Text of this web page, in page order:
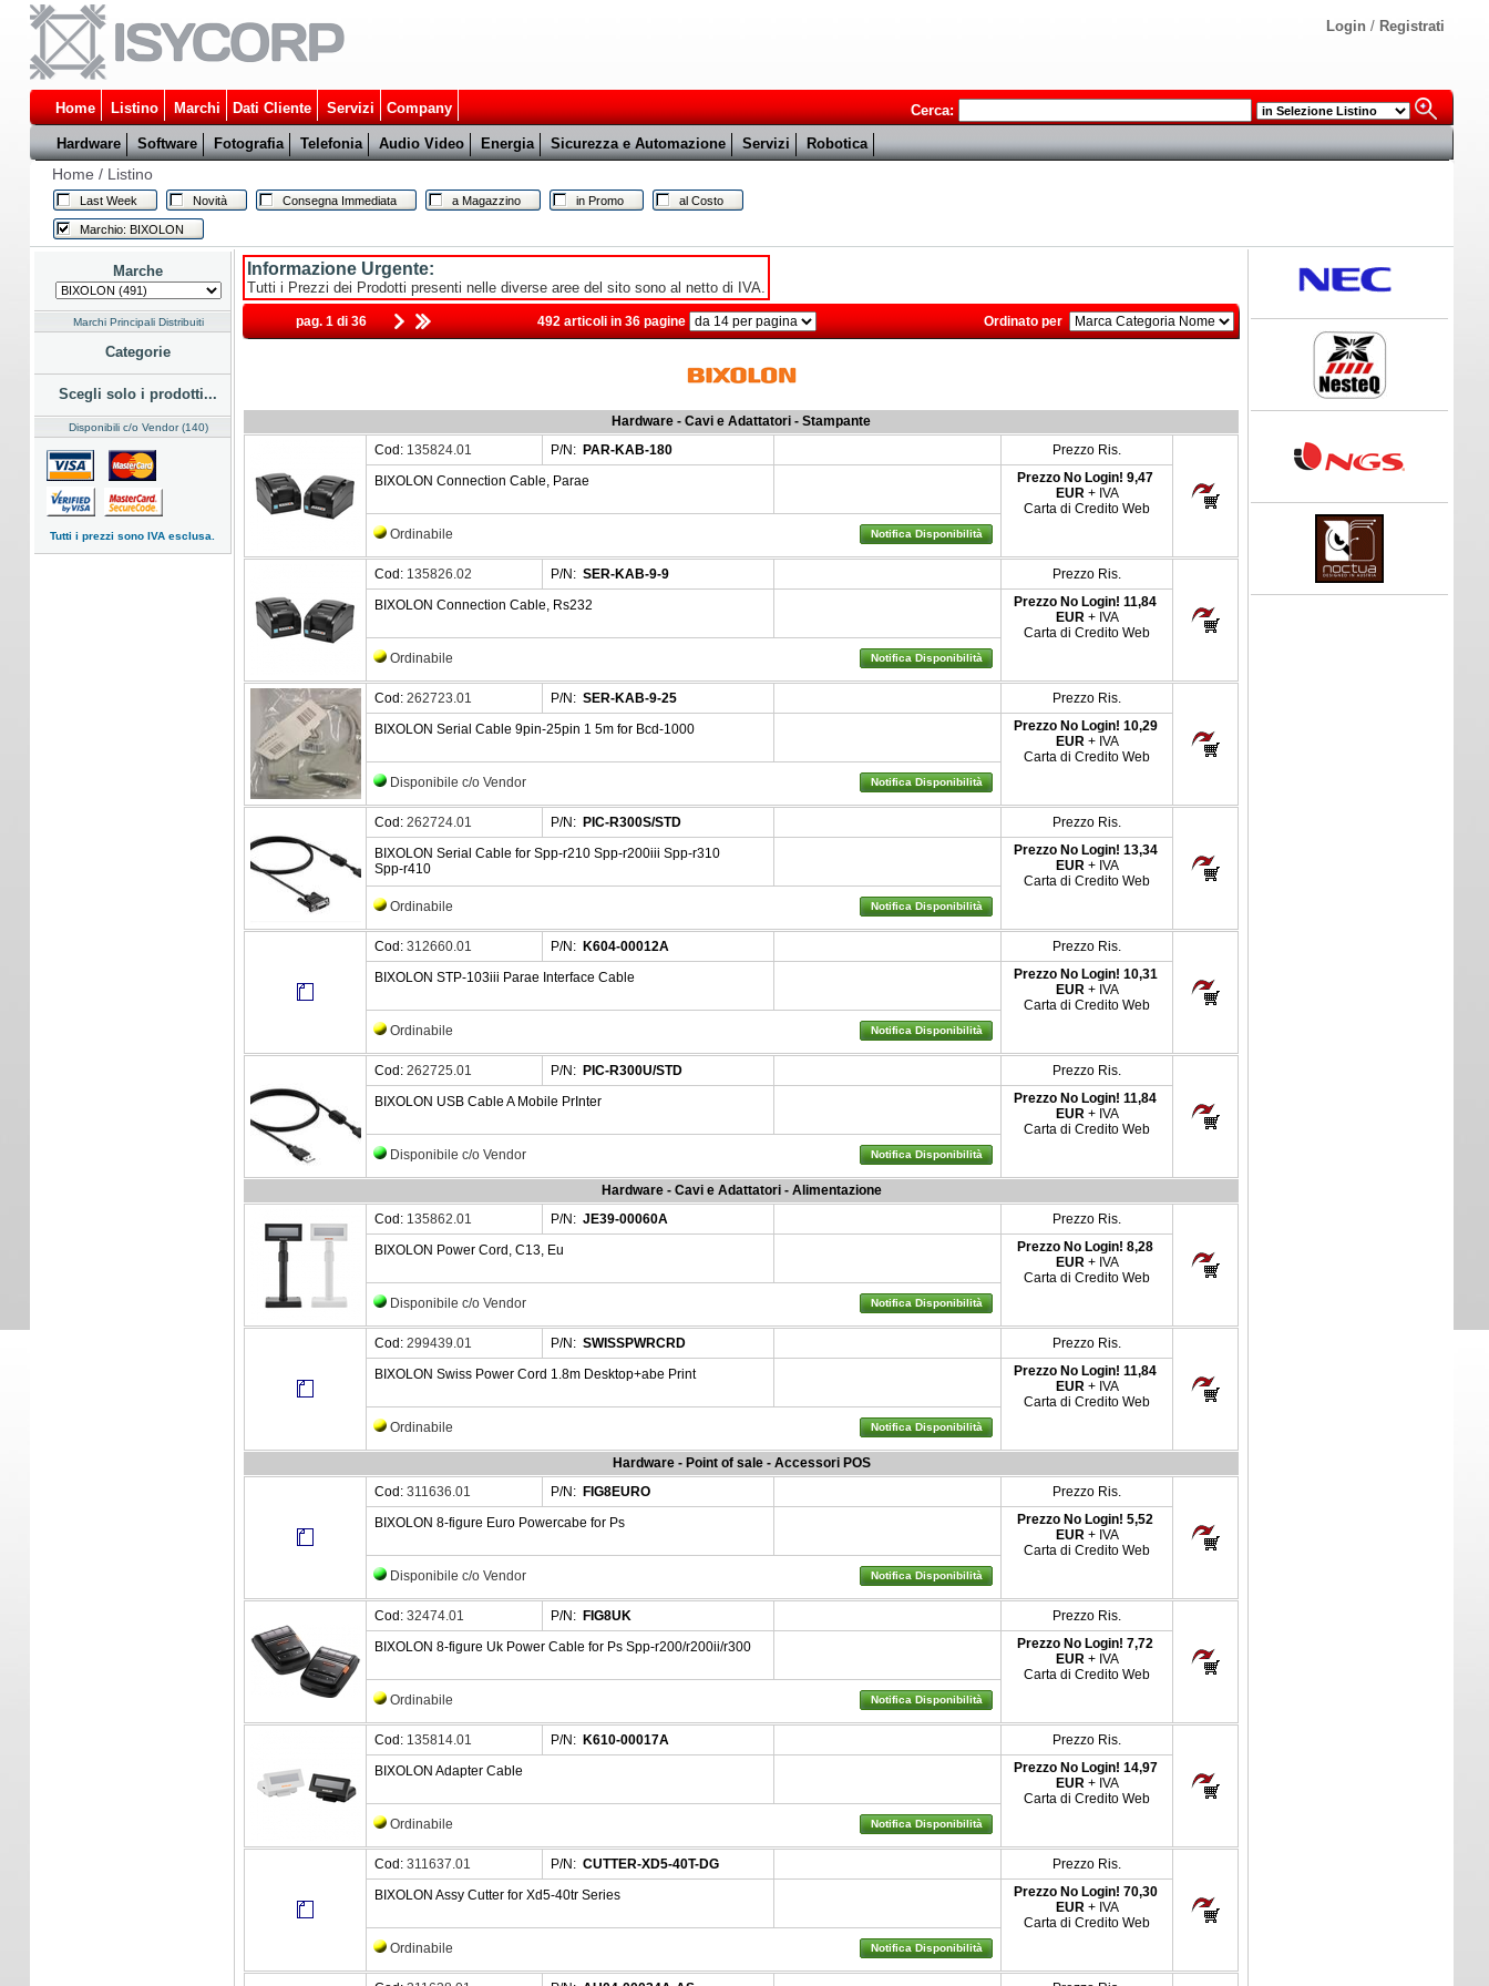
Login / Registrati
Home Listino Marchi Dati Cliente Servizi Company
Cerca:
Hardware
Software Fotografia Telefonia Audio Video Energia Sicurezza e Automazione Servizi
Robotica
Home / Listino
Last Week Novità Consegna Immediata a Magazzino in Promo al Costo
Marchio: BIXOLON
Marche
Marchi Principali Distribuiti
Categorie
Scegli solo i prodotti...
Disponibili c/o Vendor (140)
Tutti i prezzi sono IVA esclusa.
Informazione Urgente:
Tutti i Prezzi dei Prodotti presenti nelle diverse aree del sito sono al netto di IVA.
pag. 1 di 36 492 articoli in 36 pagine Ordinato per
Hardware - Cavi e Adattatori - Stampante
Cod: 135824.01 P/N: PAR-KAB-180
Prezzo Ris.
BIXOLON Connection Cable, Parae
Prezzo No Login! 9,47
EUR + IVA
Carta di Credito Web
Ordinabile
Notifica Disponibilità
Cod: 135826.02 P/N: SER-KAB-9-9
Prezzo Ris.
BIXOLON Connection Cable, Rs232
Prezzo No Login! 11,84
EUR + IVA
Carta di Credito Web
Ordinabile
Notifica Disponibilità
Cod:262723.01 P/N: SER-KAB-9-25
Prezzo Ris.
BIXOLON Serial Cable 9pin-25pin 1 5m for Bcd-1000
Prezzo No Login! 10,29
EUR + IVA
Carta di Credito Web
Disponibile c/o Vendor
Notifica Disponibilità
Cod:262724.01 P/N: PIC-R300S/STD
Prezzo Ris.
BIXOLON Serial Cable for Spp-r210 Spp-r200iii Spp-r310
Spp-r410
Prezzo No Login! 13,34
EUR + IVA
Carta di Credito Web
Ordinabile
Notifica Disponibilità
Cod:312660.01 P/N: K604-00012A
Prezzo Ris.
BIXOLON STP-103iii Parae Interface Cable
Prezzo No Login! 10,31
EUR + IVA
Carta di Credito Web
Ordinabile
Notifica Disponibilità
Cod:262725.01 P/N: PIC-R300U/STD
Prezzo Ris.
BIXOLON USB Cable A Mobile PrInter
Prezzo No Login! 11,84
EUR + IVA
Carta di Credito Web
Disponibile c/o Vendor
Notifica Disponibilità
Hardware - Cavi e Adattatori - Alimentazione
Cod: 135862.01 P/N: JE39-00060A
Prezzo Ris.
BIXOLON Power Cord, C13, Eu
Prezzo No Login! 8,28
EUR + IVA
Carta di Credito Web
Disponibile c/o Vendor
Notifica Disponibilità
Cod:299439.01 P/N: SWISSPWRCRD
Prezzo Ris.
BIXOLON Swiss Power Cord 1.8m Desktop+abe Print
Prezzo No Login! 11,84
EUR + IVA
Carta di Credito Web
Ordinabile
Notifica Disponibilità
Hardware - Point of sale - Accessori POS
Cod:311636.01 P/N: FIG8EURO
Prezzo Ris.
BIXOLON 8-figure Euro Powercabe for Ps
Prezzo No Login! 5,52
EUR + IVA
Carta di Credito Web
Disponibile c/o Vendor
Notifica Disponibilità
Cod:32474.01 P/N: FIG8UK
Prezzo Ris.
BIXOLON 8-figure Uk Power Cable for Ps Spp-r200/r200ii/r300
Prezzo No Login! 7,72
EUR + IVA
Carta di Credito Web
Ordinabile
Notifica Disponibilità
Cod: 135814.01 P/N: K610-00017A
Prezzo Ris.
BIXOLON Adapter Cable
Prezzo No Login! 14,97
EUR + IVA
Carta di Credito Web
Ordinabile
Notifica Disponibilità
Cod:311637.01 P/N: CUTTER-XD5-40T-DG
Prezzo Ris.
BIXOLON Assy Cutter for Xd5-40tr Series
Prezzo No Login! 70,30
EUR + IVA
Carta di Credito Web
Ordinabile
Notifica Disponibilità